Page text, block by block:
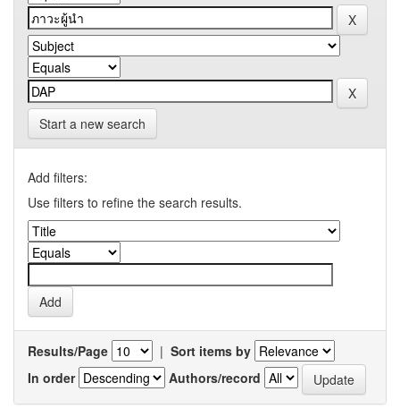
Start a new search
Add filters:
Use filters to refine the search results.
Results/Page | Sort items by
In order
Authors/record